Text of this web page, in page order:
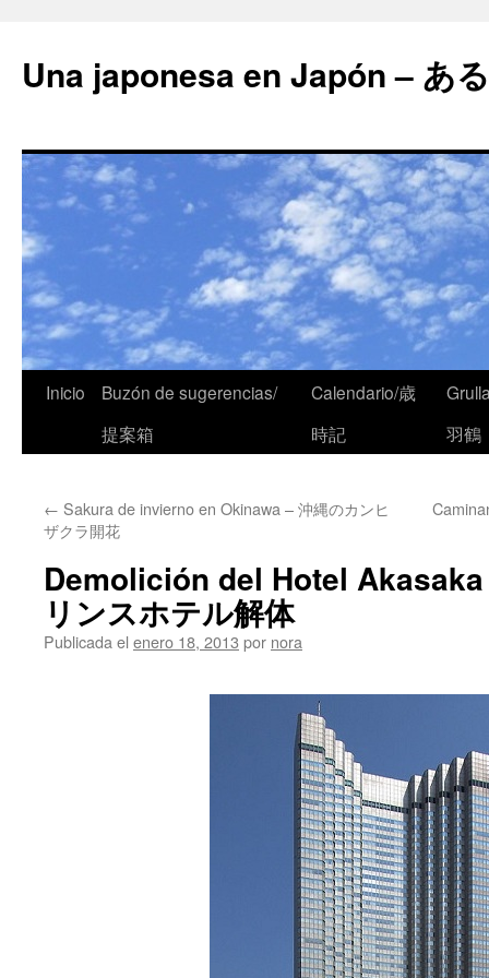
Una japonesa en Japón – あ
Inicio
Buzón de sugerencias/
提案箱
Calendario/歳
時記
羽鶴
← Sakura de invierno en Okinawa – 沖縄のカンヒ
ザクラ開花
Demolición del Hotel
リンスホテル解体
Publicada el enero 18, 2013 por nora